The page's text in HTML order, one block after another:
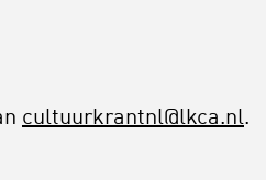
cultuurkrantnl@lkca.nl.